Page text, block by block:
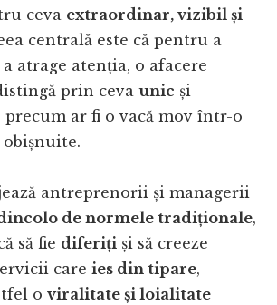
ceva extraordinar, vizibil și
centrală este că pentru a
a atrage atenția, o afacere
prin cevaunic și
ar fi o vacă mov într-o
antreprenorii și managerii
de normele tradiționale,
să fie diferiți și să creeze
careies din tipare,
oviralitate și loialitate